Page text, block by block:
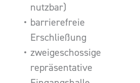
nutzbar)
barrierefreie
Erschließung
zweigeschossige
repräsentative